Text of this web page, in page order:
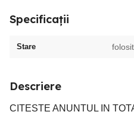
Specificații
Stare folosit
Descriere
CITESTE ANUNTUL IN